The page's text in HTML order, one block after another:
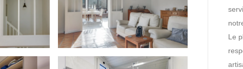
Le